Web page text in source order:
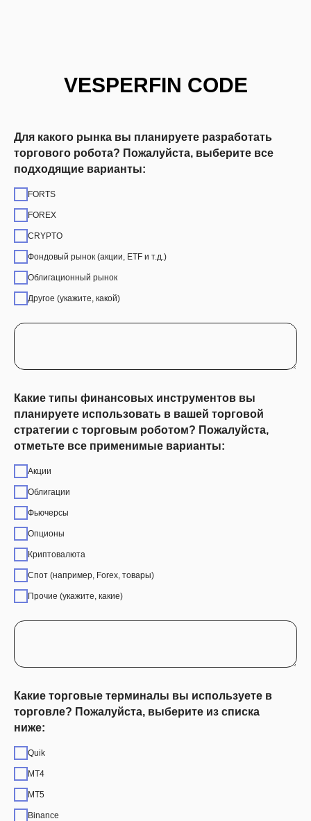
VESPERFIN CODE
Для какого рынка вы планируете разработать
торгового робота? Пожалуйста, выберите все
подходящие варианты:
FORTS
FOREX
CRYPTO
Фондовый рынок (акции, ETF и т.д.)
Облигационный рынок
Другое (укажите, какой)
Какие типы финансовых инструментов вы
планируете использовать в вашей торговой
стратегии с торговым роботом? Пожалуйста,
отметьте все применимые варианты:
Акции
Облигации
Фьючерсы
Опционы
Криптовалюта
Спот (например, Forex, товары)
Прочие (укажите, какие)
Какие торговые терминалы вы используете в
торговле? Пожалуйста, выберите из списка
ниже:
Quik
MT4
MT5
Binance